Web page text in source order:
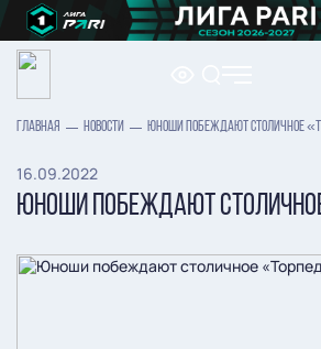
ГЛАВНАЯ НОВОСТИ ЮНОШИ ПОБЕЖДАЮТ СТОЛИЧНОЕ
16.09.2022
ЮНОШИ ПОБЕЖДАЮТ